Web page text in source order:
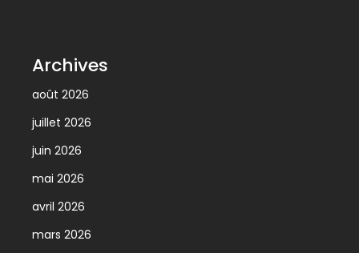
Archives
août 2026
juillet 2026
juin 2026
mai 2026
avril 2026
mars 2026